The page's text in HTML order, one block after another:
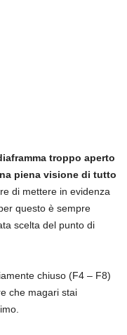
troppo aperto
piena visione di tutto
di mettere in evidenza
questo è sempre
scelta del punto di
chiuso (F4 – F8)
che magari stai